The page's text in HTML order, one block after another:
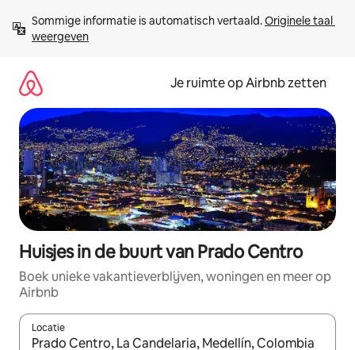
direct
naar
Sommige informatie is automatisch vertaald. Originele taal
weergeven
Je ruimte op Airbnb zetten
Huisjes in de buurt van Prado Centro
Boek unieke vakantieverblijven, woningen en meer op
Airbnb
Locatie
Wanneer er suggesties beschikbaar zijn, maak je een keuze